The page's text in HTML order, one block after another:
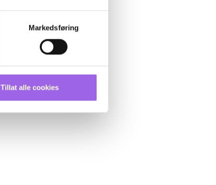
Markedsføring
Tillat alle cookies